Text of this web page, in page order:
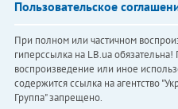
Пользовательское
При полном или частичном
гиперссылка на LB.ua
воспроизведение или иное
содержится ссылка на агентство
Группа" запрещено.